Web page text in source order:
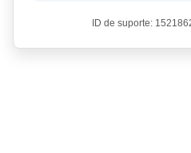
ID de suporte: